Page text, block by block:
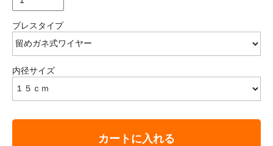
ブレスタイプ
内径サイズ
カートに入れる